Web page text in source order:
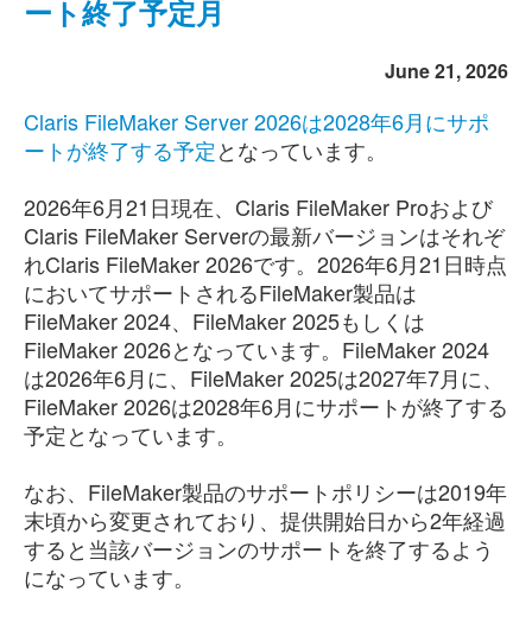
ート終了予定月
June 21, 2026
Claris FileMaker Server 2026は2028年6月にサポ
ートが終了する予定となっています。
2026年6月21日現在、Claris FileMaker Proおよび
Claris FileMaker Serverの最新バージョンはそれぞ
れClaris FileMaker 2026です。2026年6月21日時点
においてサポートされるFileMaker製品は
FileMaker 2024、FileMaker 2025もしくは
FileMaker 2026となっています。FileMaker 2024
は2026年6月に、FileMaker 2025は2027年7月に、
FileMaker 2026は2028年6月にサポートが終了する
予定となっています。
なお、FileMaker製品のサポートポリシーは2019年
末頃から変更されており、提供開始日から2年経過
すると当該バージョンのサポートを終了するよう
になっています。